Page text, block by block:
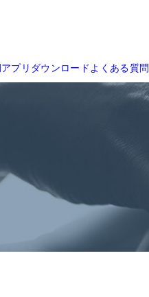
アプリダウンロード よくある質問